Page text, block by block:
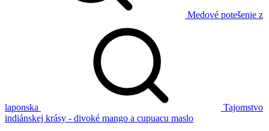
Medové potešenie z
laponska
Tajomstvo
indiánskej krásy - divoké mango a cupuacu maslo